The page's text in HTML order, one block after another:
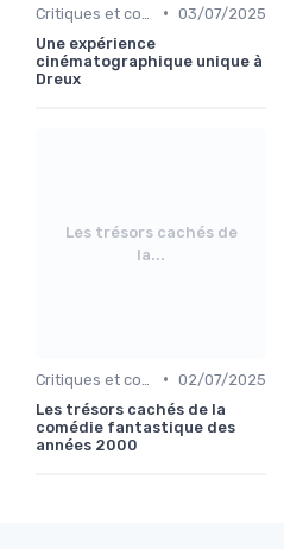
• 03/07/2025
Une expérience
cinématographique unique à
Dreux
Les trésors cachés de
la...
• 02/07/2025
Les trésors cachés de la
comédie fantastique des
années 2000